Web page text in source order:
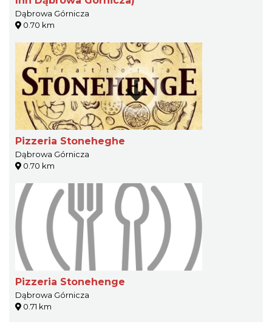
Dąbrowa Górnicza
0.70 km
Pizzeria Stoneheghe
Dąbrowa Górnicza
0.70 km
Pizzeria Stonehenge
Dąbrowa Górnicza
0.71 km